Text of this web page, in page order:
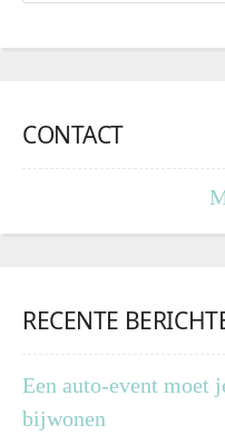
CONTACT
RECENTE
Een auto-event moet
bijwonen